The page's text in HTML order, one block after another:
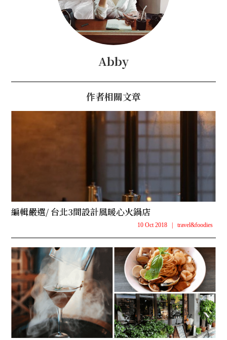
Abby
作者相關文章
編輯嚴選/ 台北3間設計風暖心火鍋店
10 Oct 2018 travel&foodies